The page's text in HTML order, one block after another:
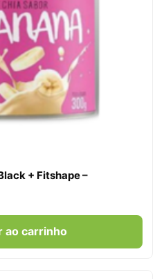
+ Fitshape –
ao carrinho